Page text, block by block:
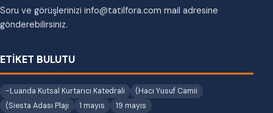
Soru ve görüşlerinizi info@tatilfora.com mail adresine
gönderebilirsiniz.
ETİKET BULUTU
-Luanda Kutsal Kurtarıcı Katedrali
(Hacı Yusuf Camii
(Siesta Adası Plajı
1 mayıs
19 mayıs